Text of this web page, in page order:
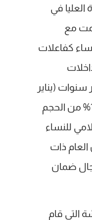
العليا في
مع
كفاعلات
(يناير
2010- يونيو 2020) أن مدة تناول النساء الكلمة تراوحت ما بين 8% و15% من الحجم
للنساء
العام ذات
ضمان
التي قام